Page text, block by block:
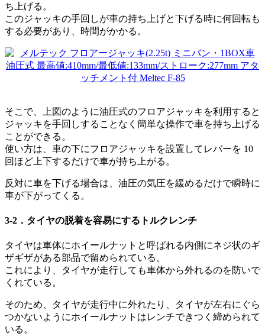
ち上げる。
このジャッキの手回しが車の持ち上げと下げる時に何回転も
する必要があり、時間がかかる。
そこで、上図のように油圧式のフロアジャッキを利用すると
ジャッキを手回しすることなく簡単な操作で車を持ち上げる
ことができる。
使い方は、車の下にフロアジャッキを設置してレバーを 10
回ほど上下するだけで車が持ち上がる。
反対に車を下げる場合は、油圧の気圧を緩めるだけで瞬時に
車が下がってくる。
3-2．タイヤの脱着を容易にするトルクレンチ
タイヤは車体にホイールナットと呼ばれる内側にネジ状のギ
ザギザがある部品で留められている。
これにより、タイヤが走行しても車体から外れるのを防いで
くれている。
そのため、タイヤが走行中に外れたり、タイヤが左右にぐら
つかないようにホイールナットはレンチできつく締められて
いる。